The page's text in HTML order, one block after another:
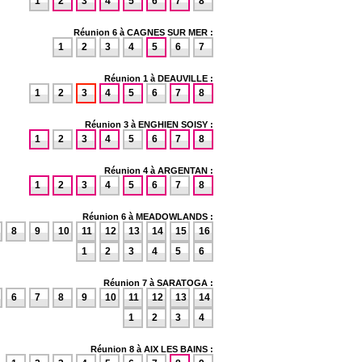
Réunion 6 à CAGNES SUR MER :
7
6
5
4
3
2
1
Réunion 1 à DEAUVILLE :
8
7
6
5
4
3
2
1
Réunion 3 à ENGHIEN SOISY :
8
7
6
5
4
3
2
1
Réunion 4 à ARGENTAN :
8
7
6
5
4
3
2
1
Réunion 6 à MEADOWLANDS :
16
15
14
13
12
11
10
9
8
6
5
4
3
2
1
Réunion 7 à SARATOGA :
14
13
12
11
10
9
8
7
6
4
3
2
1
Réunion 8 à AIX LES BAINS :